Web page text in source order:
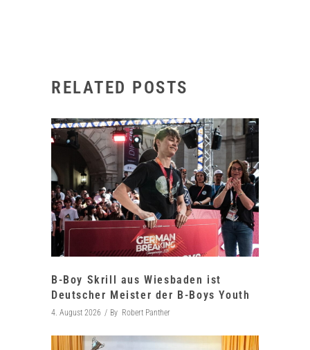
RELATED POSTS
B-Boy Skrill aus Wiesbaden ist
Deutscher Meister der B-Boys Youth
4. August 2026 By Robert Panther